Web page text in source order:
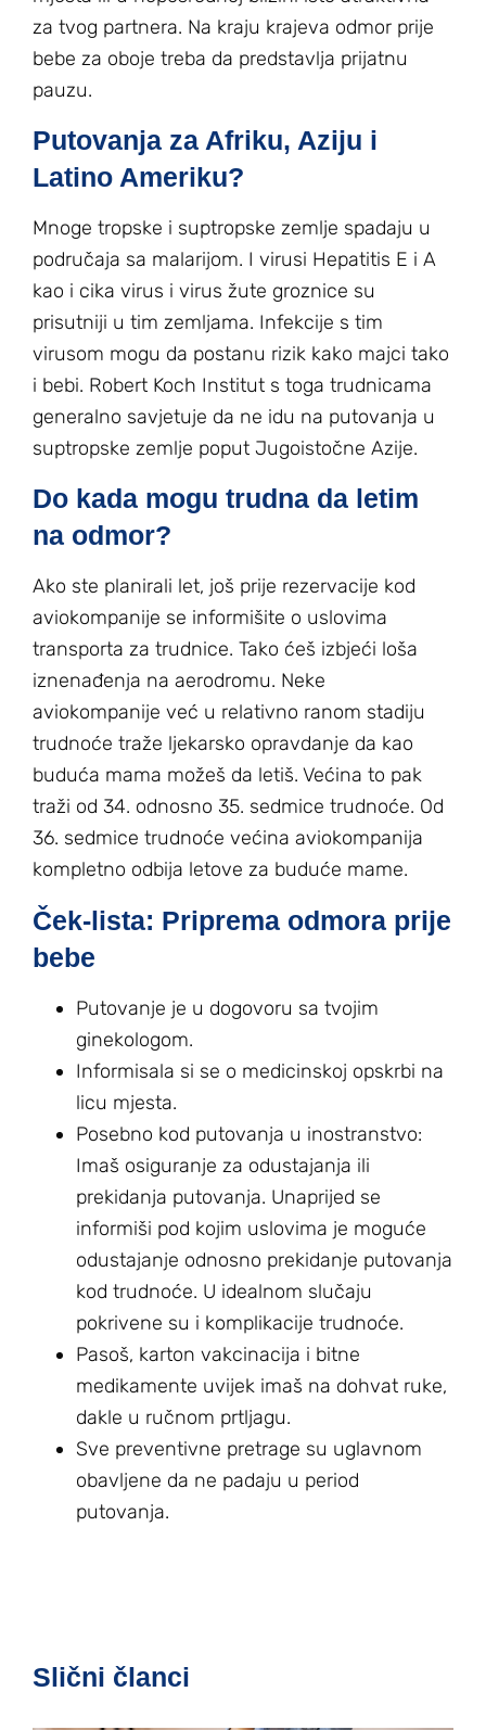
za tvog partnera. Na kraju krajeva odmor prije
bebe za oboje treba da predstavlja prijatnu
pauzu.
Putovanja za Afriku, Aziju i
Latino Ameriku?
Mnoge tropske i suptropske zemlje spadaju u
područaja sa malarijom. I virusi Hepatitis E i A
kao i cika virus i virus žute groznice su
prisutniji u tim zemljama. Infekcije s tim
virusom mogu da postanu rizik kako majci tako
i bebi. Robert Koch Institut s toga trudnicama
generalno savjetuje da ne idu na putovanja u
suptropske zemlje poput Jugoistočne Azije.
Do kada mogu trudna da letim
na odmor?
Ako ste planirali let, još prije rezervacije kod
aviokompanije se informišite o uslovima
transporta za trudnice. Tako ćeš izbjeći loša
iznenađenja na aerodromu. Neke
aviokompanije već u relativno ranom stadiju
trudnoće traže ljekarsko opravdanje da kao
buduća mama možeš da letiš. Većina to pak
traži od 34. odnosno 35. sedmice trudnoće. Od
36. sedmice trudnoće većina aviokompanija
kompletno odbija letove za buduće mame.
Ček-lista: Priprema odmora prije
bebe
Putovanje je u dogovoru sa tvojim
ginekologom.
Informisala si se o medicinskoj opskrbi na
licu mjesta.
Posebno kod putovanja u inostranstvo:
Imaš osiguranje za odustajanja ili
prekidanja putovanja. Unaprijed se
informiši pod kojim uslovima je moguće
odustajanje odnosno prekidanje putovanja
kod trudnoće. U idealnom slučaju
pokrivene su i komplikacije trudnoće.
Pasoš, karton vakcinacija i bitne
medikamente uvijek imaš na dohvat ruke,
dakle u ručnom prtljagu.
Sve preventivne pretrage su uglavnom
obavljene da ne padaju u period
putovanja.
Slični članci